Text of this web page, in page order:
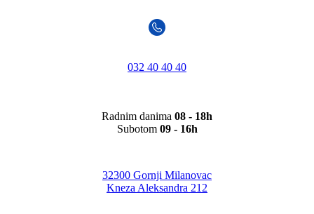
032 40 40 40
Radnim danima 08 - 18h
Subotom 09 - 16h
32300 Gornji Milanovac
Kneza Aleksandra 212